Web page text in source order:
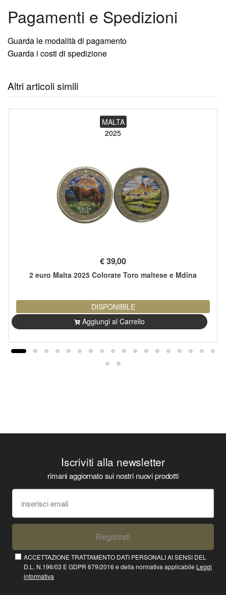
Pagamenti e Spedizioni
Guarda le modalità di pagamento
Guarda i costi di spedizione
Altri articoli simili
MALTA
2025
€39,00
2 euro Malta 2025 Colorate Toro maltese e Mdina
DISPONIBILE
Aggiungi al Carrello
Iscriviti alla newsletter
rimani aggiornato sui nostri nuovi prodotti
Registrati
ACCETTAZIONE TRATTAMENTO DATI PERSONALI AI SENSI DEL
D.L. N.196/03 E GDPR 679/2016 e della normativa applicabile Leggi
informativa